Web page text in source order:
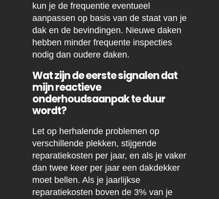
kun je de frequentie eventueel
aanpassen op basis van de staat van je
dak en de bevindingen. Nieuwe daken
hebben minder frequente inspecties
nodig dan oudere daken.
Wat zijn de eerste signalen dat
mijn reactieve
onderhoudsaanpak te duur
wordt?
Let op herhalende problemen op
verschillende plekken, stijgende
reparatiekosten per jaar, en als je vaker
dan twee keer per jaar een dakdekker
moet bellen. Als je jaarlijkse
reparatiekosten boven de 3% van je